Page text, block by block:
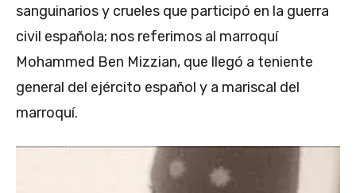
sanguinarios y crueles que participó en la guerra
civil española; nos referimos al marroquí
Mohammed Ben Mizzian, que llegó a teniente
general del ejército español y a mariscal del
marroquí.